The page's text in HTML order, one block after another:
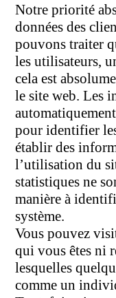
Notre priorité
données des
pouvons traiter
les utilisateurs,
cela est
le site web. Les
pour identifier
établir des
l’utilisation du
statistiques ne
manière à
système.
Vous pouvez
qui vous êtes ni
lesquelles
comme un